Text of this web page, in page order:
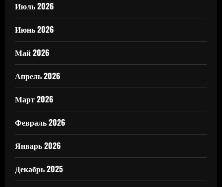
Июль 2026
Июнь 2026
Май 2026
Апрель 2026
Март 2026
Февраль 2026
Январь 2026
Декабрь 2025